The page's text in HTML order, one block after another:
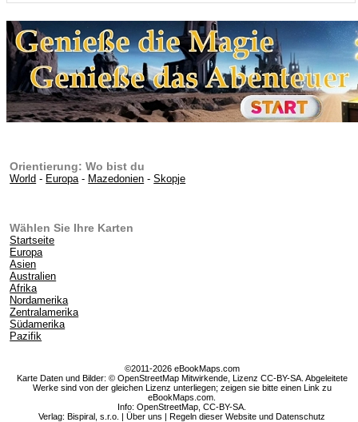
Orientierung: Wo bist du
World - Europa- Mazedonien -Skopje
Wählen Sie Ihre Karten
Startseite
Europa
Asien
Australien
Afrika
Nordamerika
Zentralamerika
Südamerika
Pazifik
©2011-2026 eBookMaps.com
Karte Daten und Bilder: © OpenStreetMap Mitwirkende, Lizenz CC-BY-SA. Abgeleitete
Werke sind von der gleichen Lizenz unterliegen; zeigen sie bitte einen Link zu
eBookMaps.com.
Info:OpenStreetMap ,CC-BY-SA
Verlag: Bispiral, s.r.o. |Über uns |Regeln dieser Website und Datenschutz